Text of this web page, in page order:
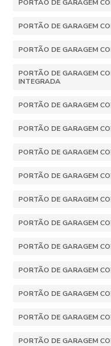
PORTÃO DE GARAGEM
PORTÃO DE GARAGEM
PORTÃO DE GARAGEM
PORTÃO DE GARAGEM
INTEGRADA
PORTÃO DE GARAGEM
PORTÃO DE GARAGEM
PORTÃO DE GARAGEM
PORTÃO DE GARAGEM
PORTÃO DE GARAGEM
PORTÃO DE GARAGEM
PORTÃO DE GARAGEM
PORTÃO DE GARAGEM
PORTÃO DE GARAGEM
PORTÃO DE GARAGEM
PORTÃO DE GARAGEM